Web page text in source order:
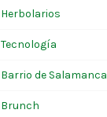
Herbolarios
Tecnología
Barrio de Salamanca
Brunch